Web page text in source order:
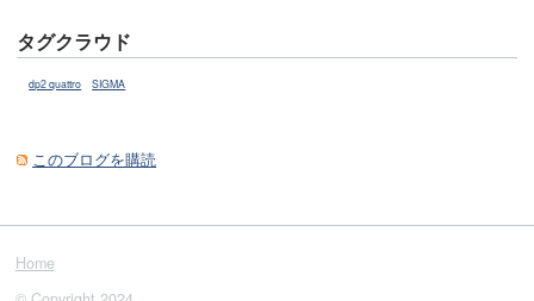
タグクラウド
dp2 quattro SIGMA
このブログを購読
Home